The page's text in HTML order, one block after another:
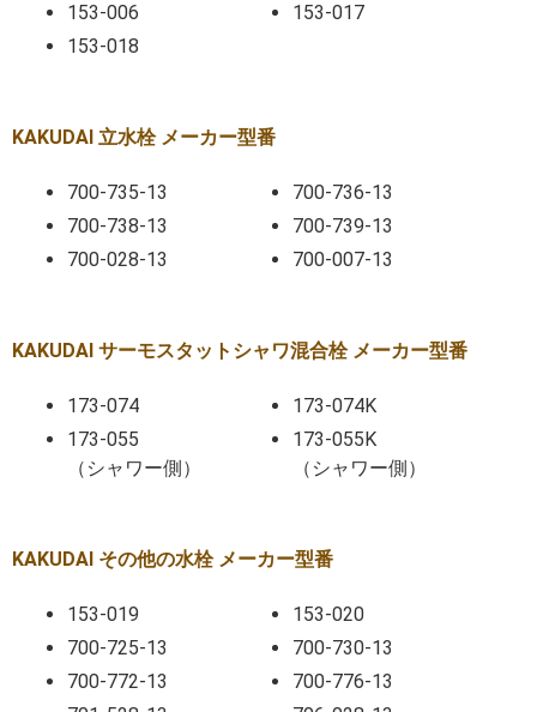
153-006
153-017
153-018
KAKUDAI 立水栓 メーカー型番
700-735-13
700-736-13
700-738-13
700-739-13
700-028-13
700-007-13
KAKUDAI サーモスタットシャワ混合栓 メーカー型番
173-074
173-074K
173-055
（シャワー側）
173-055K
（シャワー側）
KAKUDAI その他の水栓 メーカー型番
153-019
153-020
700-725-13
700-730-13
700-772-13
700-776-13